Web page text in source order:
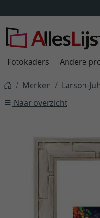
Fotokaders Andere
Merken Larson-
Naar overzicht